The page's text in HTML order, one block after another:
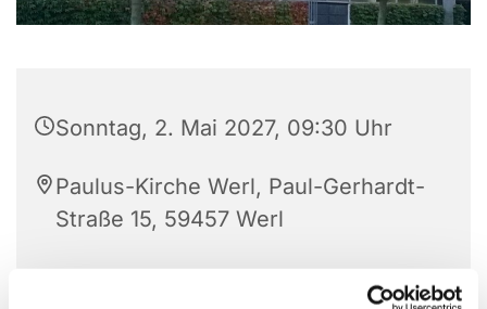
Sonntag, 2. Mai 2027, 09:30 Uhr
Paulus-Kirche Werl, Paul-Gerhardt-
Straße 15, 59457 Werl